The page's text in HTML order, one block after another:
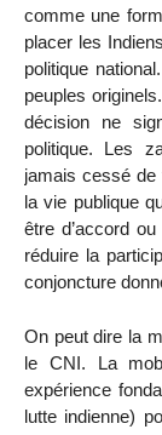
comme une
placer les
politique
peuples
décision ne
politique. Les
jamais cessé de
la vie publique
être d’accord
réduire la
conjoncture
On peut dire la
le CNI. La
expérience
lutte indienne)